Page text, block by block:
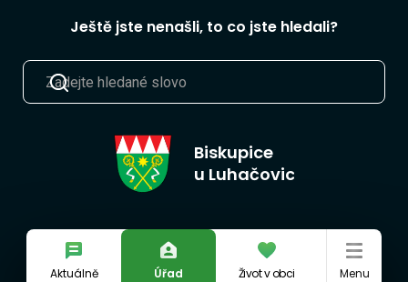
Aktuálně Úřad Život v obci Menu
Biskupice
u Luhačovic
Ještě jste nenašli, to co jste hledali?